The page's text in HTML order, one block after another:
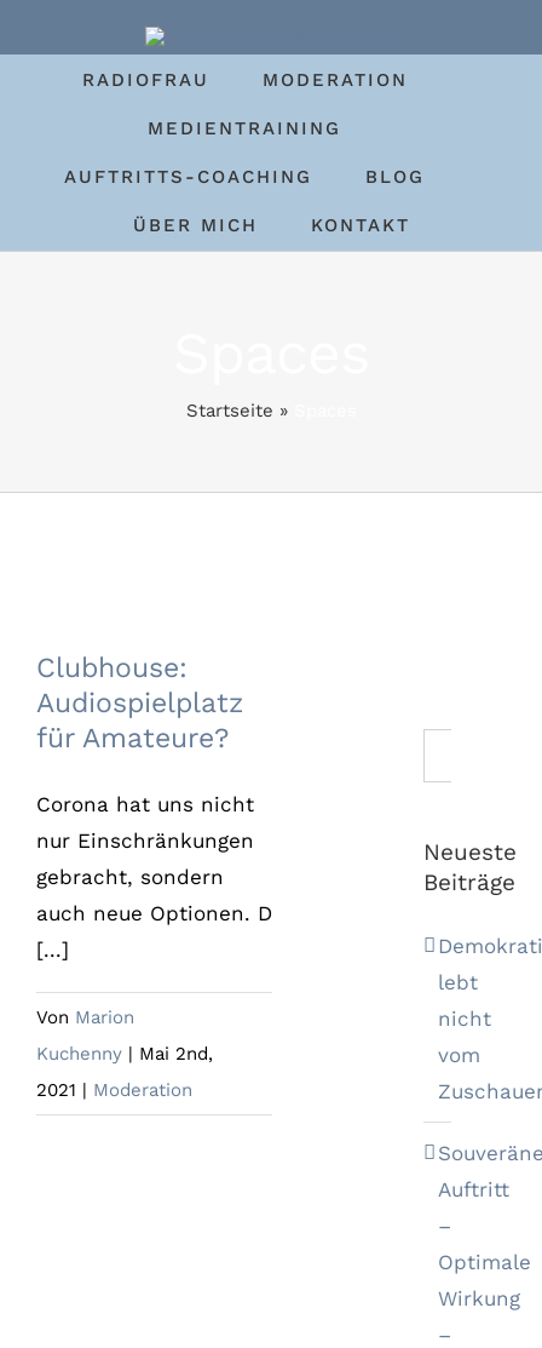
Inhalt
springenRADIOFRAU MODERATION
MEDIENTRAINING
AUFTRITTS-COACHING BLOG
ÜBER MICH KONTAKT
Startseite »
Amateure?
Clubhouse:
Audiospielplatz
für Amateure?
Corona hat uns nicht
nur Einschränkungen
gebracht, sondern
auch neue Optionen. D
[...]
Von Marion
Kuchenny | Mai 2nd,
2021 | Moderation
nach:
Neueste
Beiträge
lebt
nicht
vom
Auftritt
–
Optimale
Wirkung
–